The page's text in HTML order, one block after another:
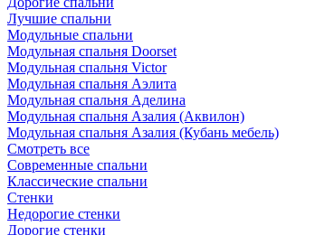
Лучшие спальни
Модульные спальни
Модульная спальня Doorset
Модульная спальня Victor
Модульная спальня Аэлита
Модульная спальня Аделина
Модульная спальня Азалия (Аквилон)
Модульная спальня Азалия (Кубань мебель)
Смотреть все
Современные спальни
Классические спальни
Стенки
Недорогие стенки
Дорогие стенки